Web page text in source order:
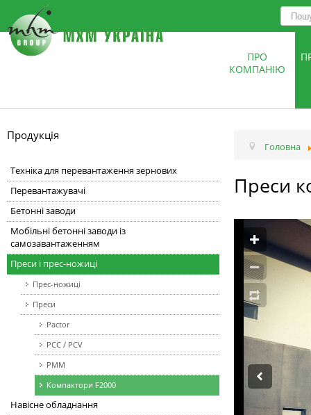
ПРО
КОМПАНІЮ
Продукція
Техніка для перевантаження зернових
Перевантажувачі
Бетонні заводи
Мобільні бетонні заводи із
самозавантаженням
Преси і прес-ножиці
Прес-ножиці
Преси
Pactor
PCC / PCV
PMM
Компактори F2000
Навісне обладнання
Головна
Преси